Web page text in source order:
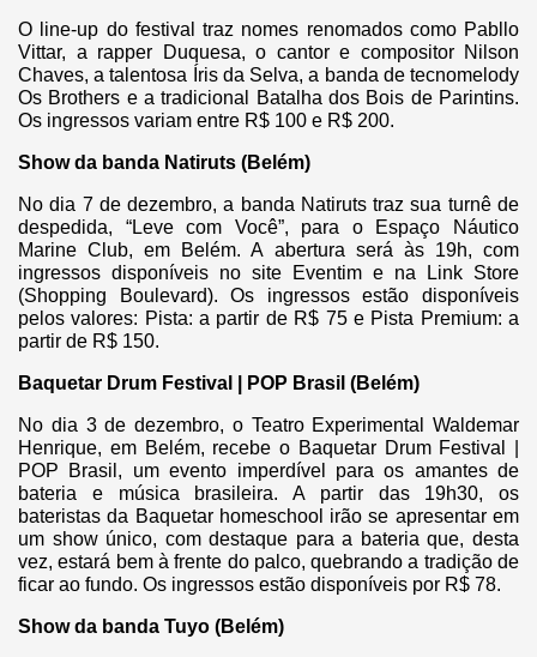
O line-up do festival traz nomes renomados como Pabllo
Vittar, a rapper Duquesa, o cantor e compositor Nilson
Chaves, a talentosa Íris da Selva, a banda de tecnomelody
Os Brothers e a tradicional Batalha dos Bois de Parintins.
Os ingressos variam entre R$ 100 e R$ 200.
Show da banda Natiruts (Belém)
No dia 7 de dezembro, a banda Natiruts traz sua turnê de
despedida, “Leve com Você”, para o Espaço Náutico
Marine Club, em Belém. A abertura será às 19h, com
ingressos disponíveis no site Eventim e na Link Store
(Shopping Boulevard). Os ingressos estão disponíveis
pelos valores: Pista: a partir de R$ 75 e Pista Premium: a
partir de R$ 150.
Baquetar Drum Festival | POP Brasil (Belém)
No dia 3 de dezembro, o Teatro Experimental Waldemar
Henrique, em Belém, recebe o Baquetar Drum Festival |
POP Brasil, um evento imperdível para os amantes de
bateria e música brasileira. A partir das 19h30, os
bateristas da Baquetar homeschool irão se apresentar em
um show único, com destaque para a bateria que, desta
vez, estará bem à frente do palco, quebrando a tradição de
ficar ao fundo. Os ingressos estão disponíveis por R$ 78.
Show da banda Tuyo (Belém)